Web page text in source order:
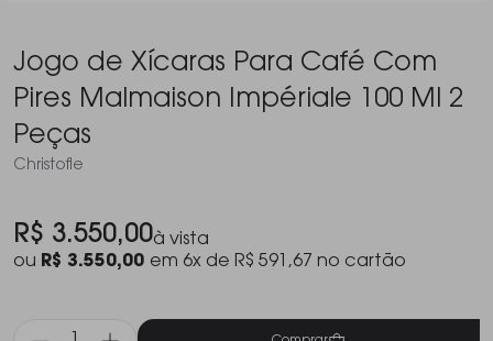
Jogo de Xícaras Para Café Com
Pires Malmaison Impériale 100 Ml 2
Peças
Christofle
R$ 3.550,00à vista
ou R$ 3.550,00 em 6x de R$ 591,67 no cartão